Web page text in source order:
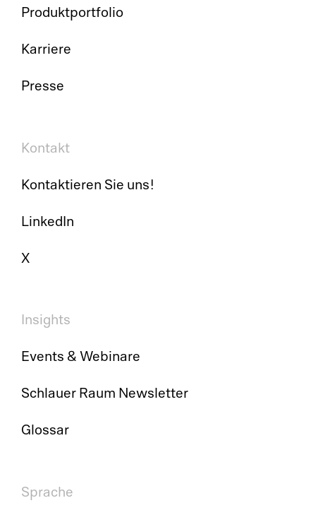
Produktportfolio
Karriere
Presse
Kontakt
Kontaktieren Sie uns!
LinkedIn
X
Insights
Events & Webinare
Schlauer Raum Newsletter
Glossar
Sprache